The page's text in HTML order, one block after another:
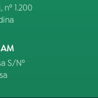
1.200
S/Nº